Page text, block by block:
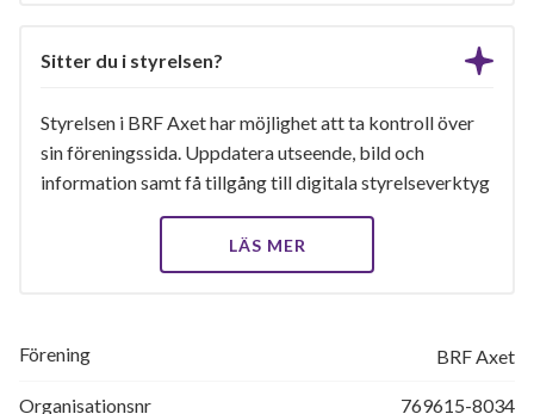
Sitter du i styrelsen?
Styrelsen i BRF Axet har möjlighet att ta kontroll över
sin föreningssida. Uppdatera utseende, bild och
information samt få tillgång till digitala styrelseverktyg
LÄS MER
Förening BRF Axet
Organisationsnr 769615-8034